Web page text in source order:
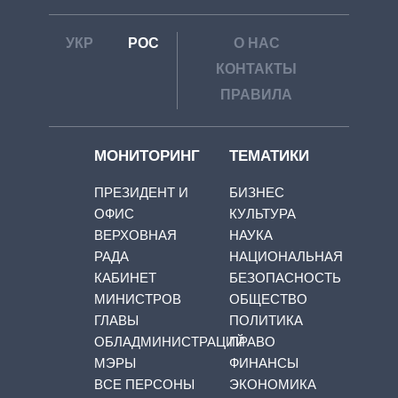
УКР РОС
О НАС
КОНТАКТЫ
ПРАВИЛА
МОНИТОРИНГ
ПРЕЗИДЕНТ И
ОФИС
ВЕРХОВНАЯ
РАДА
КАБИНЕТ
МИНИСТРОВ
ГЛАВЫ
ОБЛАДМИНИСТРАЦИЙ
МЭРЫ
ВСЕ ПЕРСОНЫ
ТЕМАТИКИ
БИЗНЕС
КУЛЬТУРА
НАУКА
НАЦИОНАЛЬНАЯ
БЕЗОПАСНОСТЬ
ОБЩЕСТВО
ПОЛИТИКА
ПРАВО
ФИНАНСЫ
ЭКОНОМИКА